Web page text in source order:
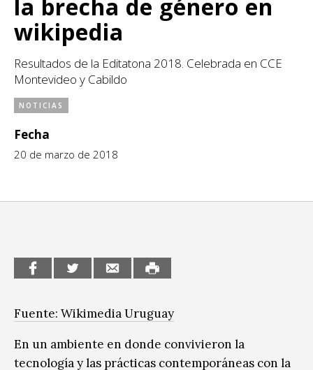
CCE en el interior/libros
Espacio itinerante de lectura infantil
Exposiciones
Género y Diversidad
Infantil y Juvenil
Letras
Música
la brecha de género en
wikipedia
Resultados de la Editatona 2018. Celebrada en CCE
Montevideo y Cabildo
NOTICIAS
Fecha
20 de marzo de 2018
Fuente: Wikimedia Uruguay
En un ambiente en donde convivieron la
tecnología y las prácticas contemporáneas con la